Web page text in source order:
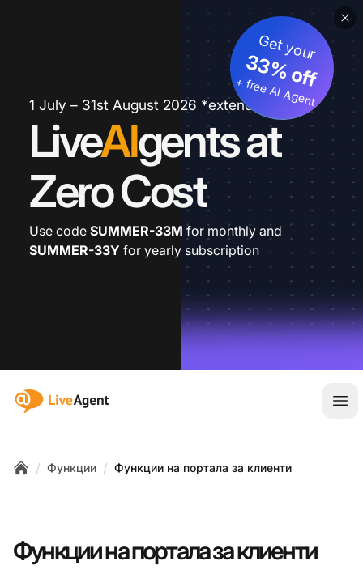
1 July – 31st August 2026 *extended
LiveAIgents at
Zero Cost
Get your
33% off
+ free AI Agent
Use code SUMMER-33M for monthly and
SUMMER-33Y for yearly subscription
:site.title
/ Функции / Функции на портала за клиенти
Функции на портала за клиенти